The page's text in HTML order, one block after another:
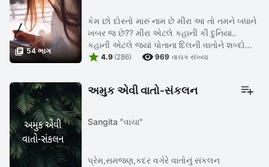
 54 ભાગ
કેમ છો દોસ્તો મારું નામ છે મીરા આ તો તમને બધાને
ખબર જ છે?? મીરા એટલે કહાની કી દુનિયા..
કહાની એટલે જ્યાં પોતાના દિલની વાતોને શબ્દો
અને વાક્યો થી જોડીને એને કહાનીમાં પરિવર્તિત
 4.9 (286)  969 વાચક સંખ્યા
અમુક એવી વાતો-સંકલન
Sangita "વાચા"
પ્રેમ,સમજણ,કદર વગેરે વાતોનું સંકલન